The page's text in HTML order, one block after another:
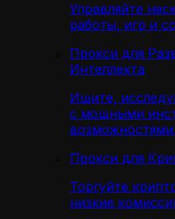
Управляйте
работы, игр и
Прокси для
Интеллекта
Ищите,
с мощными
возможностями.
Прокси для
Торгуйте
низкие